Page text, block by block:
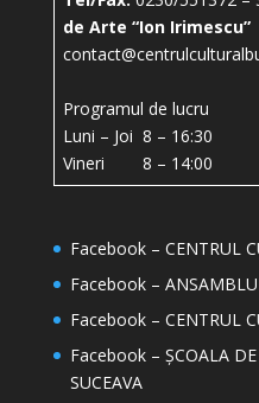
de Arte “Ion Irimescu”
Programul de lucru
Luni – Joi 8 – 16:30
Vineri 8 – 14:00
Facebook – CENTRUL
Facebook –
Facebook – CENTRUL
Facebook – ȘCOALA
SUCEAVA